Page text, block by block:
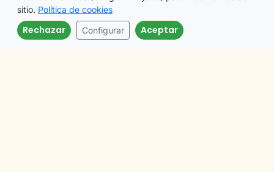
Llamar
sitio. Política de cookies
Rechazar Configurar Aceptar